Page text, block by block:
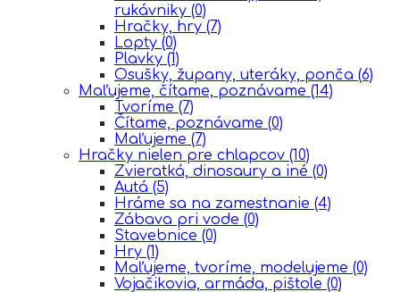
rukávniky (0)
Hračky, hry (7)
Lopty (0)
Plavky (1)
Osušky, župany, uteráky, ponča (6)
Maľujeme, čítame, poznávame (14)
Tvoríme (7)
Čítame, poznávame (0)
Maľujeme (7)
Hračky nielen pre chlapcov (10)
Zvieratká, dinosaury a iné (0)
Autá (5)
Hráme sa na zamestnanie (4)
Zábava pri vode (0)
Stavebnice (0)
Hry (1)
Maľujeme, tvoríme, modelujeme (0)
Vojačikovia, armáda, pištole (0)